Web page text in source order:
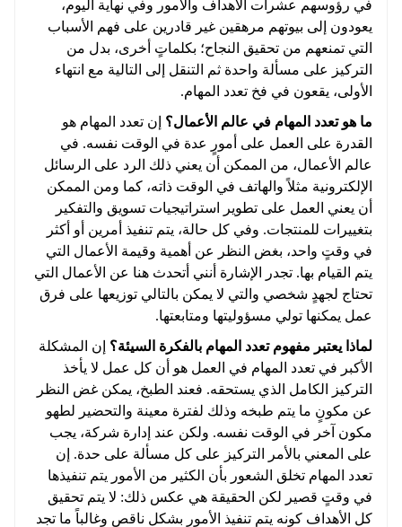
في رؤوسهم عشرات الأهداف والأمور وفي نهاية اليوم،
يعودون إلى بيوتهم مرهقين غير قادرين على فهم الأسباب
التي تمنعهم من تحقيق النجاح؛ بكلماتٍ أخرى، بدل من
التركيز على مسألة واحدة ثم التنقل إلى التالية مع انتهاء
الأولى، يقعون في فخ تعدد المهام.
ما هو تعدد المهام في عالم الأعمال؟ إن تعدد المهام هو
القدرة على العمل على أمورٍ عدة في الوقت نفسه. في
عالم الأعمال، من الممكن أن يعني ذلك الرد على الرسائل
الإلكترونية مثلاً والهاتف في الوقت ذاته، كما ومن الممكن
أن يعني العمل على تطوير استراتيجيات تسويق والتفكير
بتغييرات للمنتجات. وفي كل حالة، يتم تنفيذ أمرين أو أكثر
في وقتٍ واحد، بغض النظر عن أهمية وقيمة الأعمال التي
يتم القيام بها. تجدر الإشارة أنني أتحدث هنا عن الأعمال التي
تحتاج لجهدٍ شخصي والتي لا يمكن بالتالي توزيعها على فرق
عمل يمكنها تولي مسؤوليتها ومتابعتها.
لماذا يعتبر مفهوم تعدد المهام بالفكرة السيئة؟ إن المشكلة
الأكبر في تعدد المهام في العمل هو أن كل عمل لا يأخذ
التركيز الكامل الذي يستحقه. فعند الطبخ، يمكن غض النظر
عن مكونٍ ما يتم طبخه وذلك لفترة معينة والتحضير لطهو
مكون آخر في الوقت نفسه. ولكن عند إدارة شركة، يجب
على المعني بالأمر التركيز على كل مسألة على حدة. إن
تعدد المهام تخلق الشعور بأن الكثير من الأمور يتم تنفيذها
في وقتٍ قصير لكن الحقيقة هي عكس ذلك: لا يتم تحقيق
كل الأهداف كونه يتم تنفيذ الأمور بشكل ناقص وغالباً ما تجد